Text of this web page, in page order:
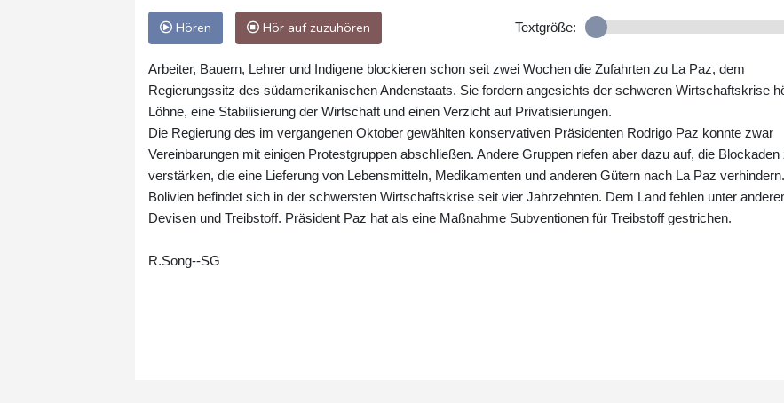
Hören Hör auf zuzuhören Textgröße:
Arbeiter, Bauern, Lehrer und Indigene blockieren schon seit zwei Wochen die Zufahrten zu La Paz, dem
Regierungssitz des südamerikanischen Andenstaats. Sie fordern angesichts der schweren Wirtschaftskrise
Löhne, eine Stabilisierung der Wirtschaft und einen Verzicht auf Privatisierungen.
Die Regierung des im vergangenen Oktober gewählten konservativen Präsidenten Rodrigo Paz konnte zwar
Vereinbarungen mit einigen Protestgruppen abschließen. Andere Gruppen riefen aber dazu auf, die Blockaden
verstärken, die eine Lieferung von Lebensmitteln, Medikamenten und anderen Gütern nach La Paz verhindern.
Bolivien befindet sich in der schwersten Wirtschaftskrise seit vier Jahrzehnten. Dem Land fehlen unter
Devisen und Treibstoff. Präsident Paz hat als eine Maßnahme Subventionen für Treibstoff gestrichen.
R.Song--SG